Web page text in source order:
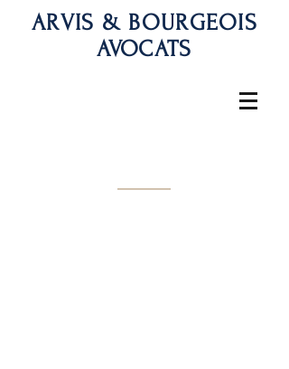
ARVIS & BOURGEOIS
AVOCATS